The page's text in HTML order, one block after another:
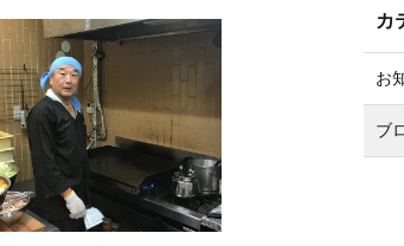
カ
お
ブ